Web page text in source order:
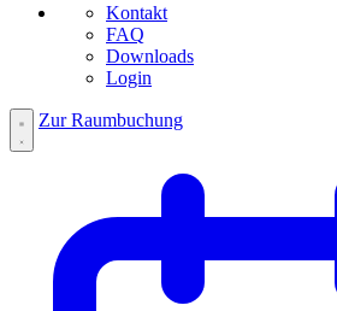
Kontakt
FAQ
Downloads
Login
Zur Raumbuchung